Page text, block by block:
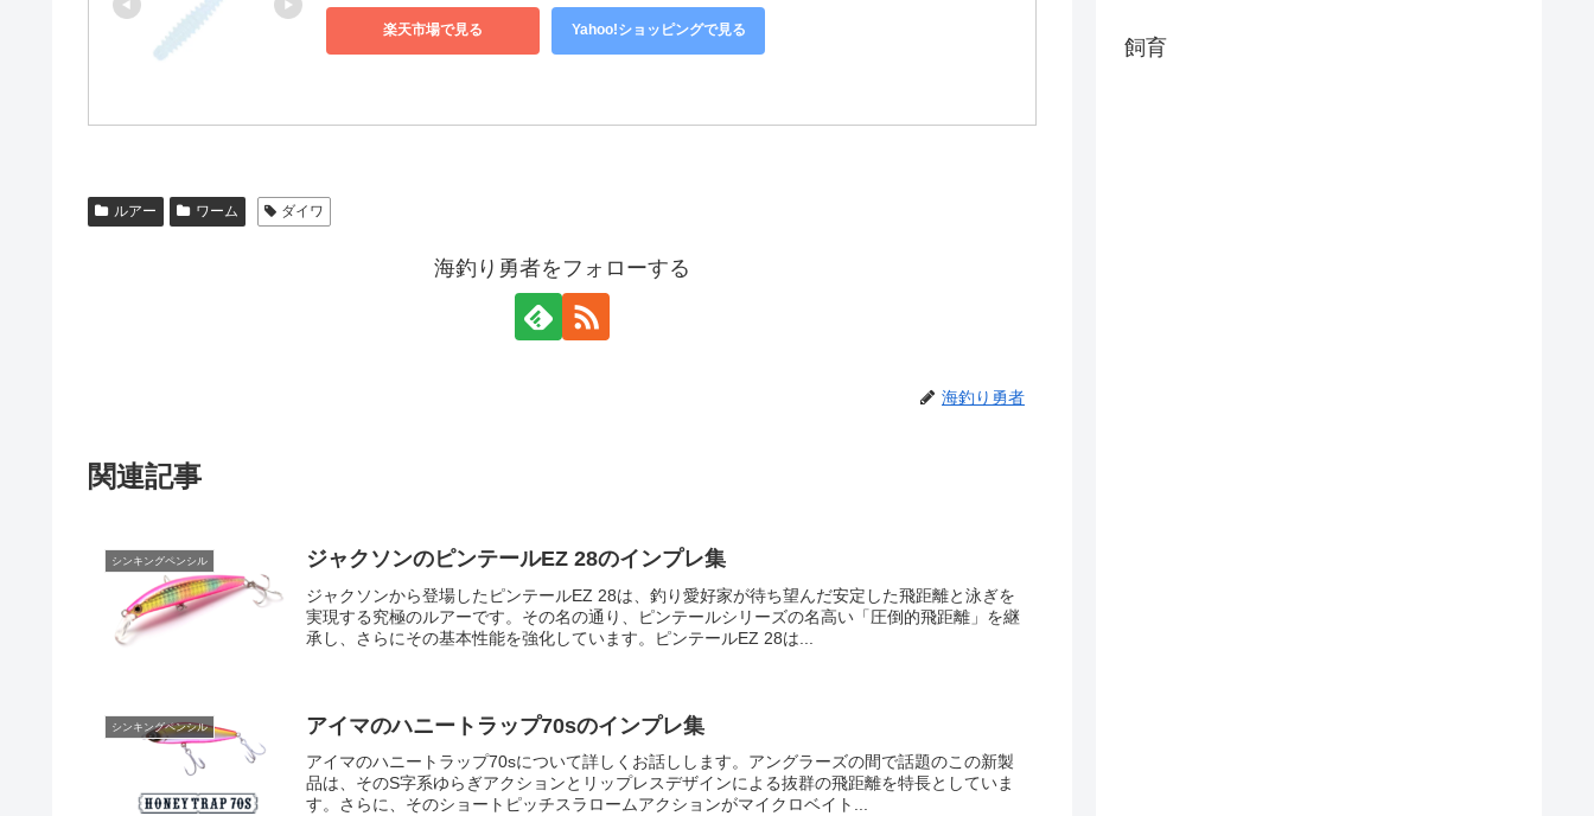
楽天市場で見る Yahoo!ショッピングで見る
ルアー ワーム ダイワ
海釣り勇者をフォローする
海釣り勇者
関連記事
シンキングペンシル ジャクソンのピンテールEZ 28のインプレ集
ジャクソンから登場したピンテールEZ 28は、釣り愛好家が待ち望んだ安定した飛距離と泳ぎを
実現する究極のルアーです。その名の通り、ピンテールシリーズの名高い「圧倒的飛距離」を継
承し、さらにその基本性能を強化しています。ピンテールEZ 28は...
シンキングペンシル アイマのハニートラップ70sのインプレ集
アイマのハニートラップ70sについて詳しくお話しします。アングラーズの間で話題のこの新製
品は、そのS字系ゆらぎアクションとリップレスデザインによる抜群の飛距離を特長としていま
す。さらに、そのショートピッチスラロームアクションがマイクロベイト...
飼育